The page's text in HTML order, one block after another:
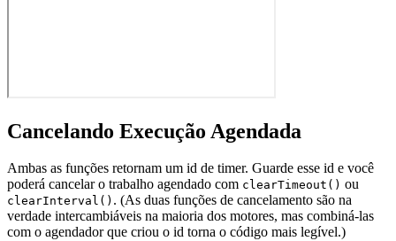
Cancelando Execução Agendada
Ambas as funções retornam um id de timer. Guarde esse id e você
poderá cancelar o trabalho agendado com clearTimeout() ou
clearInterval() . (As duas funções de cancelamento são na
verdade intercambiáveis na maioria dos motores, mas combiná-las
com o agendador que criou o id torna o código mais legível.)